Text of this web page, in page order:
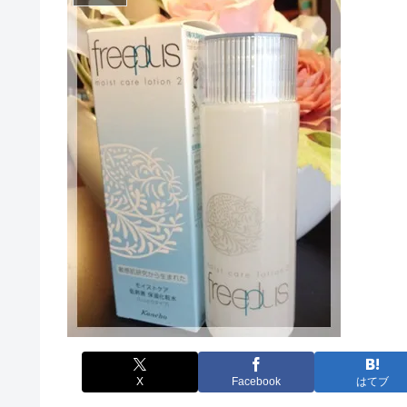
X Facebook はてブ